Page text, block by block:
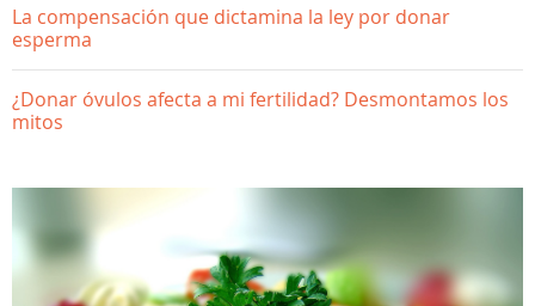
La compensación que dictamina la ley por donar
esperma
¿Donar óvulos afecta a mi fertilidad? Desmontamos los
mitos